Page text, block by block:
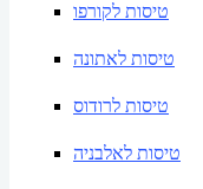
טיסות לקורפו
טיסות לאתונה
טיסות לרודוס
טיסות לאלבניה